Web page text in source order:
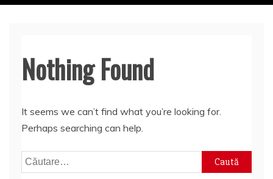
Nothing Found
It seems we can’t find what you’re looking for.
Perhaps searching can help.
Caută
după: